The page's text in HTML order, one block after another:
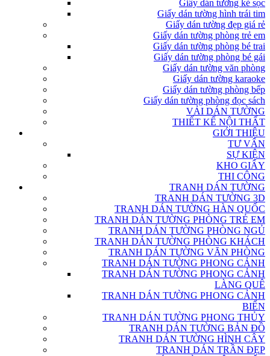
Giấy dán tường kẻ sọc
Giấy dán tường hình trái tim
Giấy dán tường đẹp giá rẻ
Giấy dán tường phòng trẻ em
Giấy dán tường phòng bé trai
Giấy dán tường phòng bé gái
Giấy dán tường văn phòng
Giấy dán tường karaoke
Giấy dán tường phòng bếp
Giấy dán tường phòng đọc sách
VẢI DÁN TƯỜNG
THIẾT KẾ NỘI THẤT
GIỚI THIỆU
TƯ VẤN
SỰ KIỆN
KHO GIẤY
THI CÔNG
TRANH DÁN TƯỜNG
TRANH DÁN TƯỜNG 3D
TRANH DÁN TƯỜNG HÀN QUỐC
TRANH DÁN TƯỜNG PHÒNG TRẺ EM
TRANH DÁN TƯỜNG PHÒNG NGỦ
TRANH DÁN TƯỜNG PHÒNG KHÁCH
TRANH DÁN TƯỜNG VĂN PHÒNG
TRANH DÁN TƯỜNG PHONG CẢNH
TRANH DÁN TƯỜNG PHONG CẢNH
LÀNG QUÊ
TRANH DÁN TƯỜNG PHONG CẢNH
BIỂN
TRANH DÁN TƯỜNG PHONG THỦY
TRANH DÁN TƯỜNG BẢN ĐỒ
TRANH DÁN TƯỜNG HÌNH CÂY
TRANH DÁN TRẦN ĐẸP